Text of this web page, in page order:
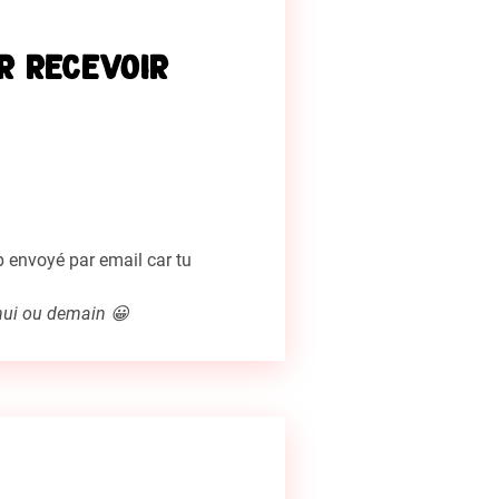
recevoir
envoyé par email car tu
ou demain 😀